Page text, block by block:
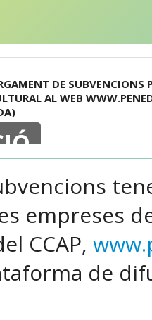
DE SUBVENCIONS
AL WEB
empreses
CCAP,
de